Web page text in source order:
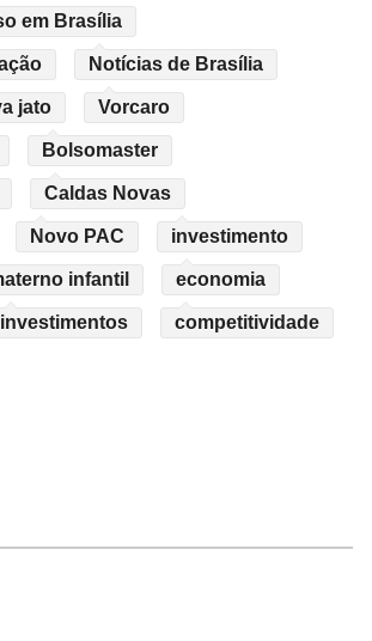
em Brasília
Notícias de Brasília
jato Vorcaro
Bolsomaster
Caldas Novas
Novo PAC investimento
infantil economia
investimentos competitividade